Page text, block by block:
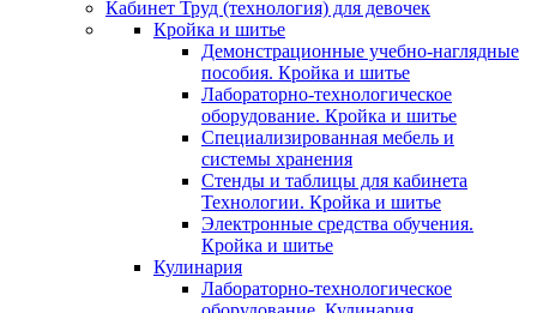
Кабинет Труд (технология) для девочек
Кройка и шитье
Демонстрационные учебно-наглядные
пособия. Кройка и шитье
Лабораторно-технологическое
оборудование. Кройка и шитье
Специализированная мебель и
системы хранения
Стенды и таблицы для кабинета
Технологии. Кройка и шитье
Электронные средства обучения.
Кройка и шитье
Кулинария
Лабораторно-технологическое